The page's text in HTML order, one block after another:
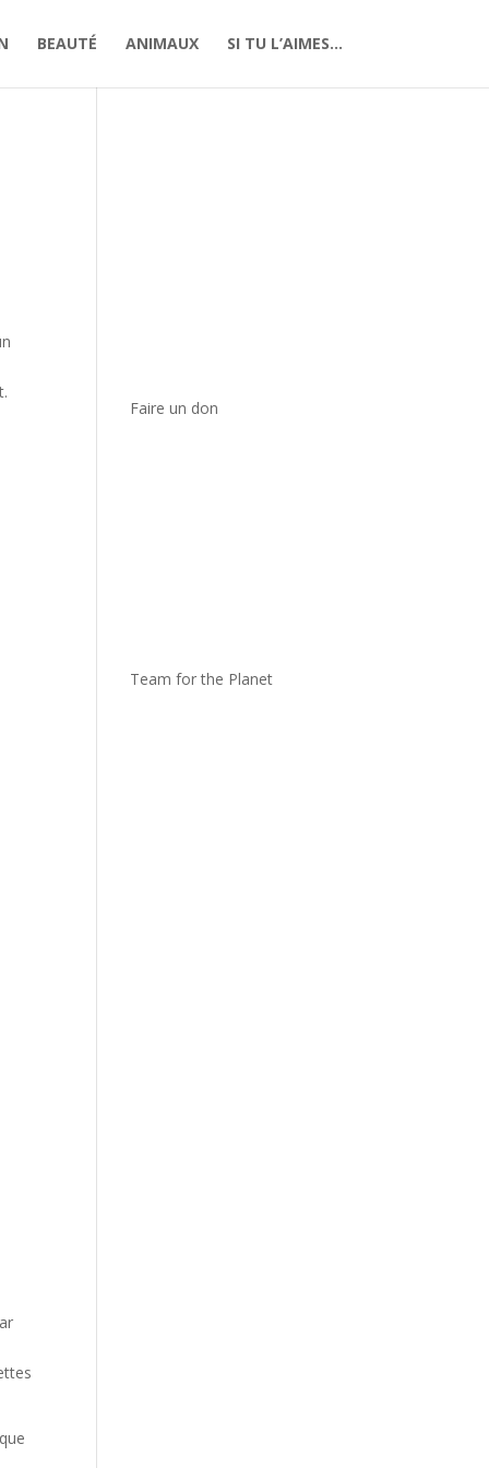
BEAUTÉ ANIMAUX SI TU L’AIMES…
Faire un don
Team for the Planet